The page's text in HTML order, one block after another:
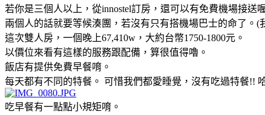
若你是三個人以上，從innostel訂房，還可以有免費機場接送
兩個人的話就要等候湊團，若沒有只有搭機場巴士的命了。(
這次雙人房，一個晚上67,410w，大約台幣1750-1800元。
以價位來看有這樣的服務跟配備，算很值得嚕。
飯店有提供免費早餐唷。
每天都有不同的特餐。 可惜我們都愛睡覺，沒有吃過特餐!!
吃早餐有一點點小規矩唷。